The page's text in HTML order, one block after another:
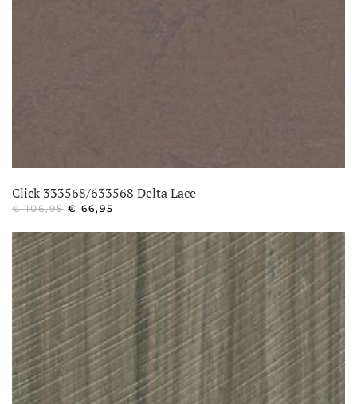
Click 333568/633568 Delta Lace
€106,95 OORSPRONKELIJKE
WAS:
€ 106,95.
€ 66,95
IS:
€ 66,95.